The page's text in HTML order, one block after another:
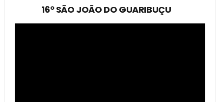
16º SÃO JOÃO DO GUARIBUÇU